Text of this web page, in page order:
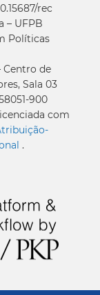
rec
– UFPB
Políticas
Centro de
Sala 03
900
com
.